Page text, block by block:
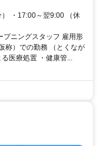
・17:00～翌9:00 （休
プニングスタッフ 雇用形
称）での勤務 （とくなが
医療処置 ・健康管...